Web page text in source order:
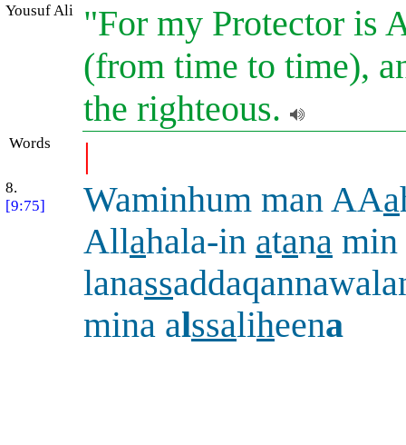
Yousuf Ali
"For my Protector is
(from time to time),
the righteous.
Words |
8.
[9:75]
Waminhum man AAa
Allahala-in atana min
lanass
mina alssaliheena